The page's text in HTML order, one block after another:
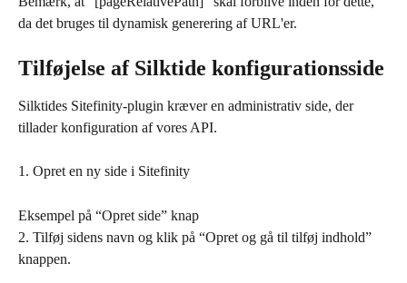
da det bruges til dynamisk generering af URL'er.
Tilføjelse af Silktide konfigurationsside
Silktides Sitefinity-plugin kræver en administrativ side, der
tillader konfiguration af vores API.
1. Opret en ny side i Sitefinity
Eksempel på “Opret side” knap
2. Tilføj sidens navn og klik på “Opret og gå til tilføj indhold”
knappen.